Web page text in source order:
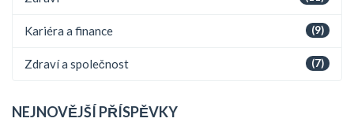
(9)
Kariéra a finance
(7)
Zdraví a společnost
NEJNOVĚJŠÍ PŘÍSPĚVKY